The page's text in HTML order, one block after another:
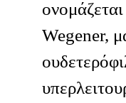
Wegener,